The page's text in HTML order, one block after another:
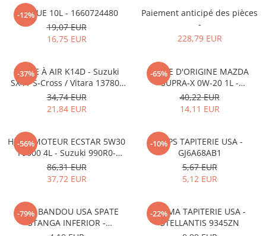
-12%
ADBLUE 10L - 1660724480
19,07 EUR
16,75 EUR
Paiement anticipé des pièces
-
228,79 EUR
-37%
FILTRE À AIR K14D - Suzuki
SX4 / S-Cross / Vitara 13780-
53SA0-000
34,74 EUR
21,84 EUR
-65%
HUILE D'ORIGINE MAZDA
SUPRA-X 0W-20 1L -
0012MO0W20
40,22 EUR
14,11 EUR
-56%
HUILE MOTEUR ECSTAR 5W30
F9000 4L - Suzuki 990R0-
21E72-004
86,31 EUR
37,72 EUR
-10%
CLIPS TAPITERIE USA -
GJ6A68AB1
5,67 EUR
5,12 EUR
-79%
CLIPS BANDOU USA SPATE
STANGA INFERIOR -
-22%
CLEMA TAPITERIE USA -
STELLANTIS 9345ZN